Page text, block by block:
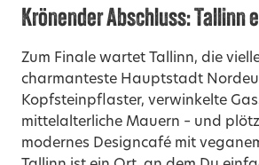
Krönender Abschluss: Tallinn
Zum Finale wartet Tallinn, die
charmanteste Hauptstadt
Kopfsteinpflaster, verwinkelte
mittelalterliche Mauern – und
modernes Designcafé mit